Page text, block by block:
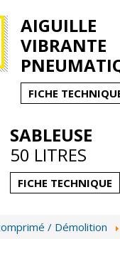
AIGUILLE
VIBRANTE
FICHE
SABLEUSE
50 LITRES
FICHE TECHNIQUE
/ Démolition